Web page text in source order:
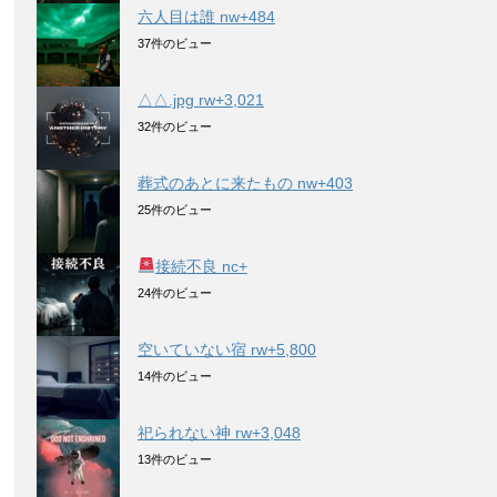
六人目は誰 nw+484
37件のビュー
△△.jpg rw+3,021
32件のビュー
葬式のあとに来たもの nw+403
25件のビュー
接続不良 nc+
24件のビュー
空いていない宿 rw+5,800
14件のビュー
祀られない神 rw+3,048
13件のビュー